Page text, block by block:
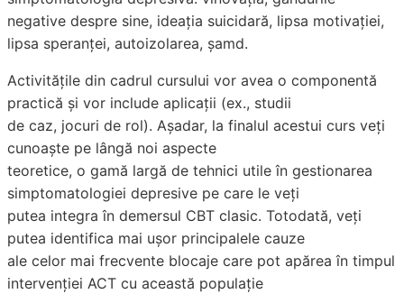
negative despre sine, ideația suicidară, lipsa motivației,
lipsa speranței, autoizolarea, șamd.
Activitățile din cadrul cursului vor avea o componentă
practică și vor include aplicații (ex., studii
de caz, jocuri de rol). Așadar, la finalul acestui curs veți
cunoaște pe lângă noi aspecte
teoretice, o gamă largă de tehnici utile în gestionarea
simptomatologiei depresive pe care le veți
putea integra în demersul CBT clasic. Totodată, veți
putea identifica mai ușor principalele cauze
ale celor mai frecvente blocaje care pot apărea în timpul
intervenției ACT cu această populație